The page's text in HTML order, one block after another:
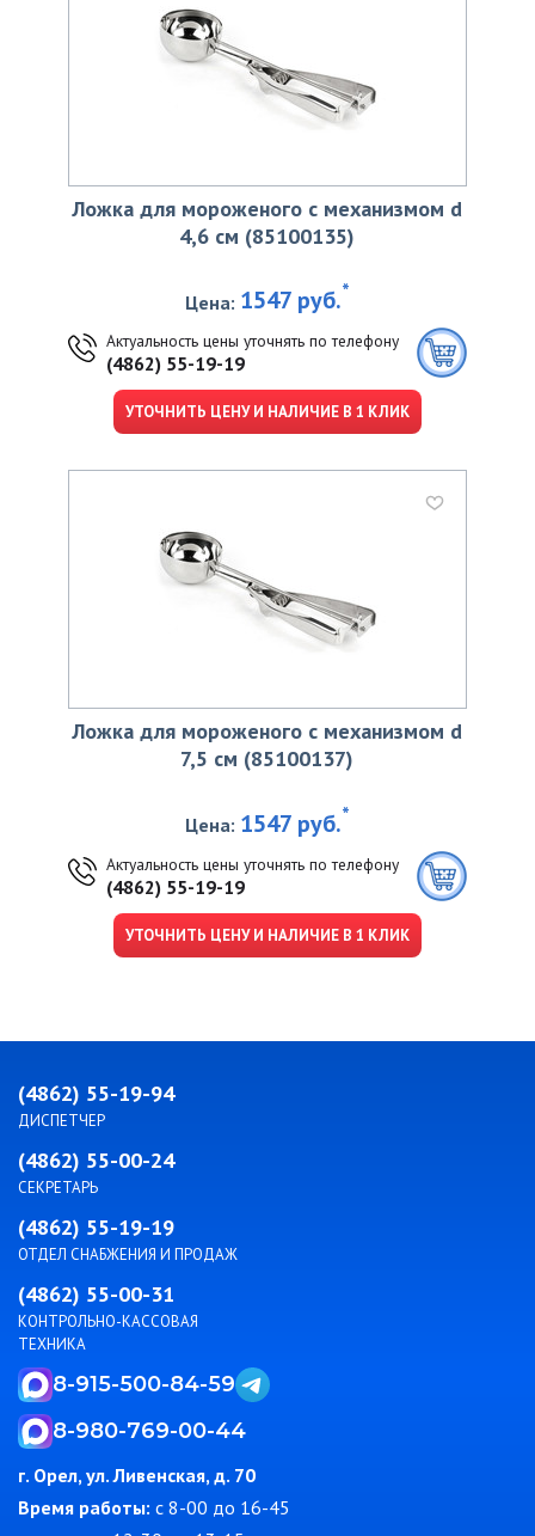
Ложка для мороженого с механизмом d
4,6 см (85100135)
Цена: 1547 руб.*
Актуальность цены уточнять по телефону
(4862) 55-19-19
УТОЧНИТЬ ЦЕНУ И НАЛИЧИЕ В 1 КЛИК
Ложка для мороженого с механизмом d
7,5 см (85100137)
Цена: 1547 руб.*
Актуальность цены уточнять по телефону
(4862) 55-19-19
УТОЧНИТЬ ЦЕНУ И НАЛИЧИЕ В 1 КЛИК
(4862) 55-19-94
ДИСПЕТЧЕР
(4862) 55-00-24
СЕКРЕТАРЬ
(4862) 55-19-19
ОТДЕЛ СНАБЖЕНИЯ И ПРОДАЖ
(4862) 55-00-31
КОНТРОЛЬНО-КАССОВАЯ
ТЕХНИКА
8-915-500-84-59
8-980-769-00-44
г. Орел, ул. Ливенская, д. 70
Время работы: c 8-00 до 16-45